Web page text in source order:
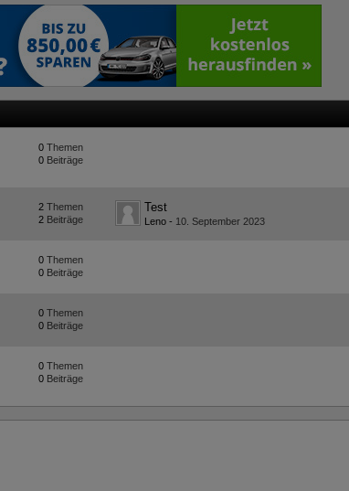
Themen
0
Beiträge
0
Themen
2
Beiträge
2
Test
Leno - 10. September 2023
Themen
0
Beiträge
0
Themen
0
Beiträge
0
Themen
0
Beiträge
0